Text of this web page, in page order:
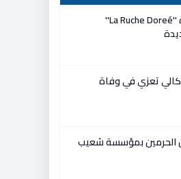
بالصور.. افتتاح مقهي ومخبزة ''La Ruche Doreé''
تعزي في وفاة
الحرمين بمؤسسة شعيب